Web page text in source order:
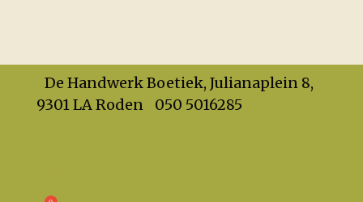
De Handwerk Boetiek, Julianaplein 8,
9301 LA Roden
050 5016285
Algemene Voorwaarden